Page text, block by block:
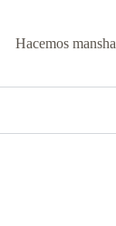
Hacemos mansha